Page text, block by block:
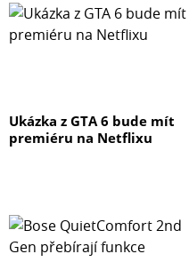
Ukázka z GTA 6 bude mít
premiéru na Netflixu